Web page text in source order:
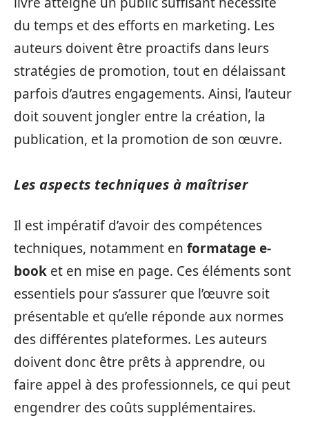
du temps et des efforts en marketing. Les
auteurs doivent être proactifs dans leurs
stratégies de promotion, tout en délaissant
parfois d’autres engagements. Ainsi, l’auteur
doit souvent jongler entre la création, la
publication, et la promotion de son œuvre.
Les aspects techniques à maîtriser
Il est impératif d’avoir des compétences
techniques, notamment en formatage e-
book et en mise en page. Ces éléments sont
essentiels pour s’assurer que l’œuvre soit
présentable et qu’elle réponde aux normes
des différentes plateformes. Les auteurs
doivent donc être prêts à apprendre, ou
faire appel à des professionnels, ce qui peut
engendrer des coûts supplémentaires.